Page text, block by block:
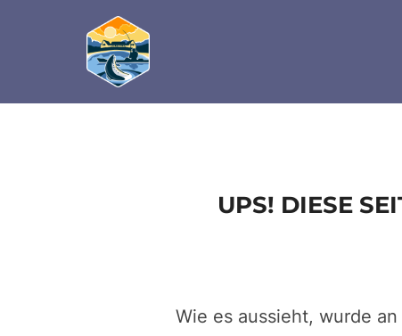
define('DISALLOW_FILE_EDIT', true);
UPS! DIESE
Wie es aussieht, wurde